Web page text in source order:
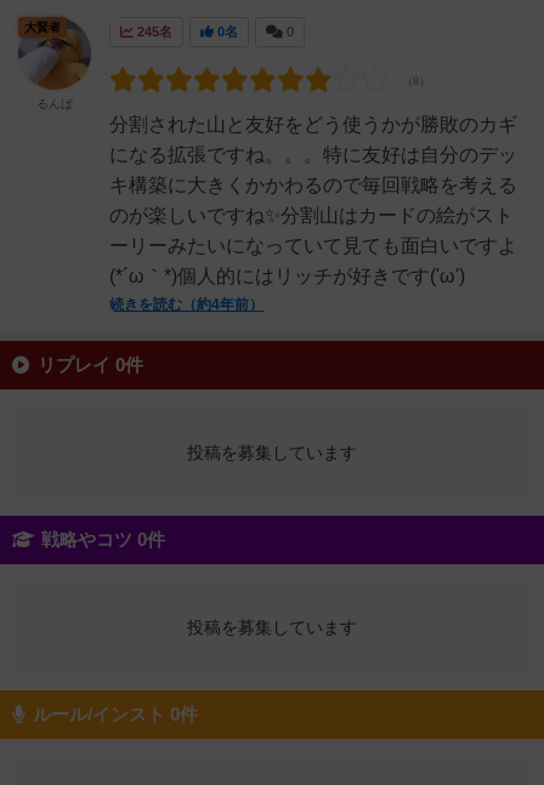
245名 0名 0
分割された山と友好をどう使うかが勝敗のカギ
になる拡張ですね。。。特に友好は自分のデッ
キ構築に大きくかかわるので毎回戦略を考える
のが楽しいですね✨分割山はカードの絵がスト
ーリーみたいになっていて見ても面白いですよ
(*´ω｀*)個人的にはリッチが好きです('ω')
続きを読む（約4年前）
大賢者
るんば
リプレイ 0件
投稿を募集しています
戦略やコツ 0件
投稿を募集しています
ルール/インスト 0件